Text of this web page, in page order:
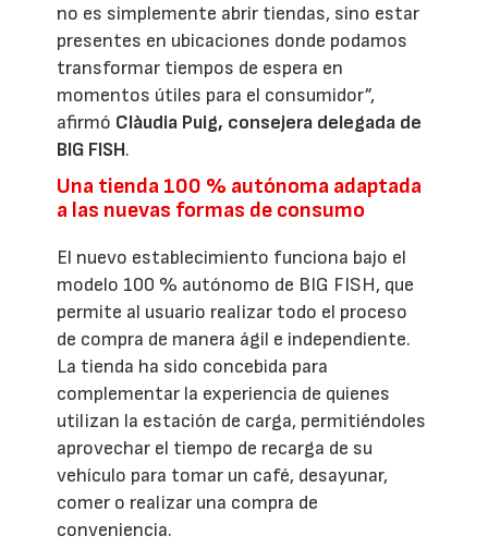
no es simplemente abrir tiendas, sino estar
presentes en ubicaciones donde podamos
transformar tiempos de espera en
momentos útiles para el consumidor”,
afirmó Clàudia Puig, consejera delegada de
BIG FISH.
Una tienda 100 % autónoma adaptada
a las nuevas formas de consumo
El nuevo establecimiento funciona bajo el
modelo 100 % autónomo de BIG FISH, que
permite al usuario realizar todo el proceso
de compra de manera ágil e independiente.
La tienda ha sido concebida para
complementar la experiencia de quienes
utilizan la estación de carga, permitiéndoles
aprovechar el tiempo de recarga de su
vehículo para tomar un café, desayunar,
comer o realizar una compra de
conveniencia.